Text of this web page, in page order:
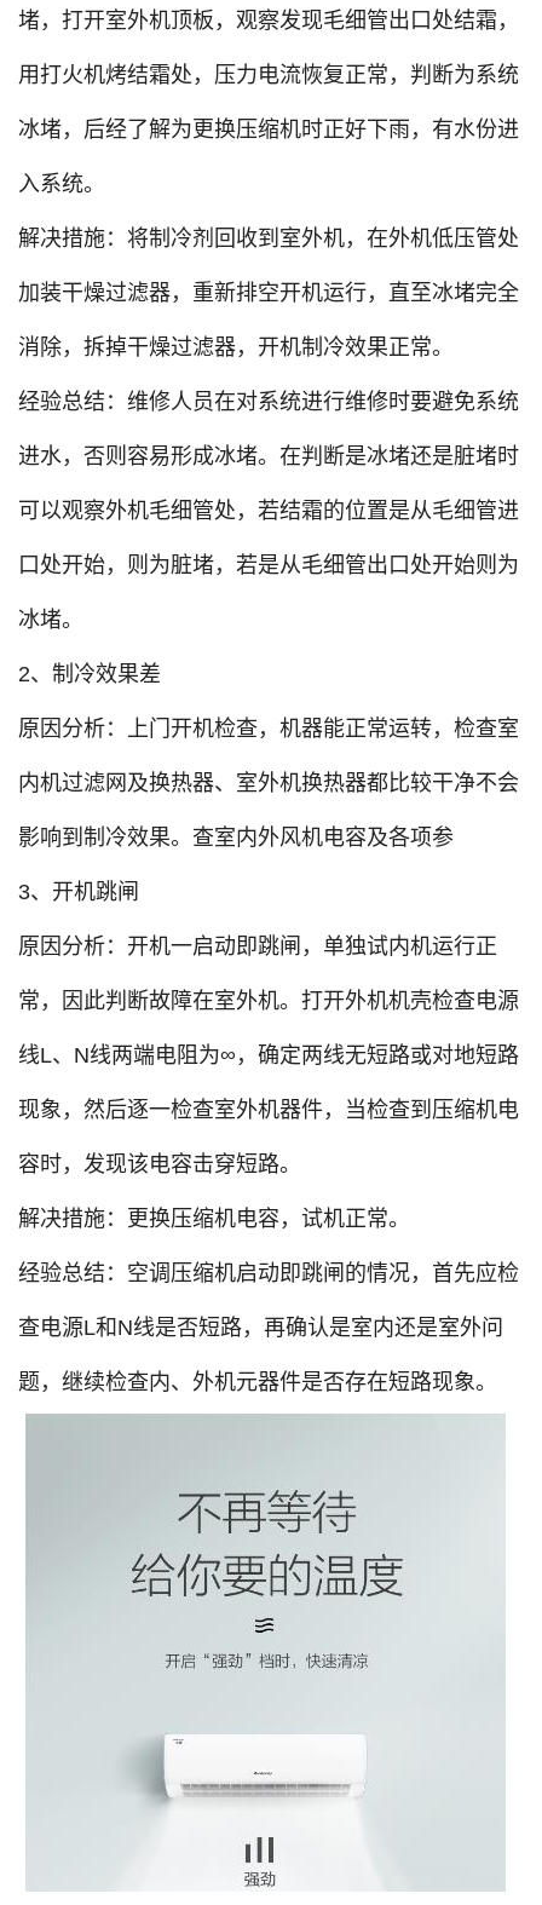
堵，打开室外机顶板，观察发现毛细管出口处结霜，
用打火机烤结霜处，压力电流恢复正常，判断为系统
冰堵，后经了解为更换压缩机时正好下雨，有水份进
入系统。
解决措施：将制冷剂回收到室外机，在外机低压管处
加装干燥过滤器，重新排空开机运行，直至冰堵完全
消除，拆掉干燥过滤器，开机制冷效果正常。
经验总结：维修人员在对系统进行维修时要避免系统
进水，否则容易形成冰堵。在判断是冰堵还是脏堵时
可以观察外机毛细管处，若结霜的位置是从毛细管进
口处开始，则为脏堵，若是从毛细管出口处开始则为
冰堵。
2、制冷效果差
原因分析：上门开机检查，机器能正常运转，检查室
内机过滤网及换热器、室外机换热器都比较干净不会
影响到制冷效果。查室内外风机电容及各项参
3、开机跳闸
原因分析：开机一启动即跳闸，单独试内机运行正
常，因此判断故障在室外机。打开外机机壳检查电源
线L、N线两端电阻为∞，确定两线无短路或对地短路
现象，然后逐一检查室外机器件，当检查到压缩机电
容时，发现该电容击穿短路。
解决措施：更换压缩机电容，试机正常。
经验总结：空调压缩机启动即跳闸的情况，首先应检
查电源L和N线是否短路，再确认是室内还是室外问
题，继续检查内、外机元器件是否存在短路现象。